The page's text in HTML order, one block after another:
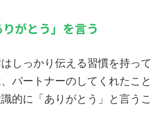
がとう」を言う
しっかり伝える習慣を持って
パートナーのしてくれたこと
的に「ありがとう」と言うこ